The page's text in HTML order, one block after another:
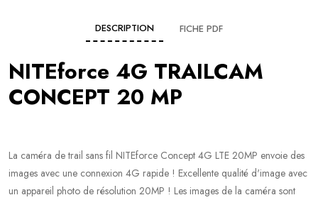
DESCRIPTION FICHE PDF
NITEforce 4G TRAILCAM
CONCEPT 20 MP
La caméra de trail sans fil NITEforce Concept 4G LTE 20MP envoie des
images avec une connexion 4G rapide ! Excellente qualité d'image avec
un appareil photo de résolution 20MP ! Les images de la caméra sont